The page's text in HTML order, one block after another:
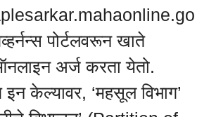
पोर्टलवरून खाते
अर्ज करता येतो.
केल्यावर, ‘महसूल विभाग’